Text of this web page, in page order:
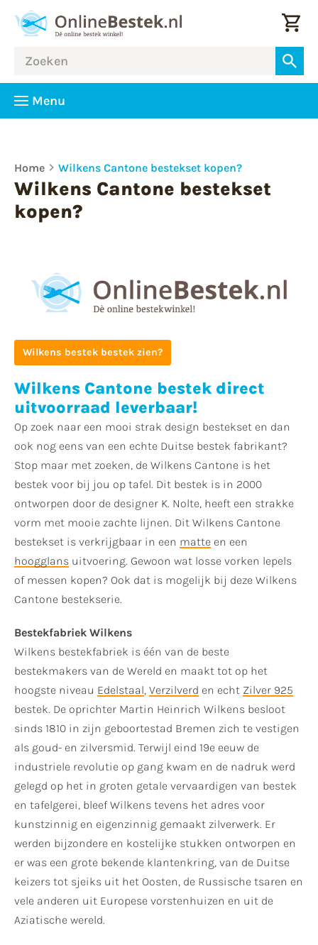
Menu
Home Wilkens Cantone bestekset kopen?
Wilkens Cantone bestekset
kopen?
Wilkens bestek bestek zien?
Wilkens Cantone bestek direct
uitvoorraad leverbaar!
Op zoek naar een mooi strak design bestekset en dan
ook nog eens van een echte Duitse bestek fabrikant?
Stop maar met zoeken, de Wilkens Cantone is het
bestek voor bij jou op tafel. Dit bestek is in 2000
ontworpen door de designer K. Nolte, heeft een strakke
vorm met mooie zachte lijnen. Dit Wilkens Cantone
bestekset is verkrijgbaar in een matte en een
hoogglans uitvoering. Gewoon wat losse vorken lepels
of messen kopen? Ook dat is mogelijk bij deze Wilkens
Cantone bestekserie.
Bestekfabriek Wilkens
Wilkens bestekfabriek is één van de beste
bestekmakers van de Wereld en maakt tot op het
hoogste niveau Edelstaal, Verzilverd en echt Zilver 925
bestek. De oprichter Martin Heinrich Wilkens besloot
sinds 1810 in zijn geboortestad Bremen zich te vestigen
als goud- en zilversmid. Terwijl eind 19e eeuw de
industriele revolutie op gang kwam en de nadruk werd
gelegd op het in groten getale vervaardigen van bestek
en tafelgerei, bleef Wilkens tevens het adres voor
kunstzinnig en eigenzinnig gemaakt zilverwerk. Er
werden bijzondere en kostelijke stukken ontworpen en
er was een grote bekende klantenkring, van de Duitse
keizers tot sjeiks uit het Oosten, de Russische tsaren en
vele anderen uit Europese vorstenhuizen en uit de
Aziatische wereld.